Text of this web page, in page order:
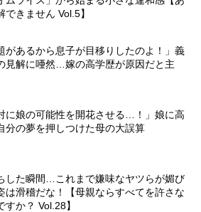
できません Vol.5】
があるから息子が目移りしたのよ！」義
見解に唖然…嫁の高学歴が原因だと主
に娘の可能性を開花させる…！」娘に高
分の夢を押しつけた母の大誤算
した瞬間…これまで嫌味なヤツらが媚び
は滑稽だな！【母親ならすべてを許さな
すか？ Vol.28】